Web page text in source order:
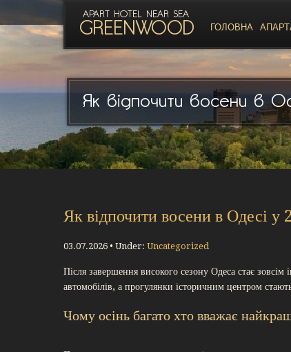
APART HOTEL NEAR SEA
GREENWOOD ГОЛОВНА
Як відпочити восени в
Як відпочити восени в Одесі у
03.07.2026 • Under: Uncategorized
Після завершення високого сезону Одеса стає
автомобілів, а прогулянки історичним центром
Чому осінь багато хто вважає